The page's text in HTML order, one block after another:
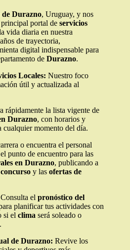
de Durazno, Uruguay, y nos
portal de servicios
vida diaria en nuestra
de trayectoria,
digital indispensable para
de Durazno.
Locales: Nuestro foco
útil y actualizada al
rápidamente la lista vigente de
Durazno, con horarios y
cualquier momento del día.
o encuentra el personal
punto de encuentro para las
en Durazno, publicando a
y las ofertas de
Consulta el pronóstico del
planificar tus actividades con
si el clima será soleado o
de Durazno: Revive los